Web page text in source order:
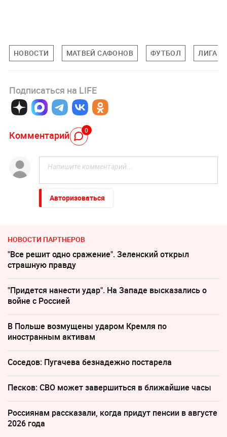
НОВОСТИ МАТВЕЙ САФОНОВ ФУТБОЛ ЛИГА
Подписаться на LIFE
Комментарий 0
Авторизоваться
НОВОСТИ ПАРТНЕРОВ
"Все решит одно сражение". Зеленский открыл
страшную правду
"Придется нанести удар". На Западе высказались о
войне с Россией
В Польше возмущены ударом Кремля по
иностранным активам
Соседов: Пугачева безнадежно постарела
Песков: СВО может завершиться в ближайшие часы
Россиянам рассказали, когда придут пенсии в августе
2026 года